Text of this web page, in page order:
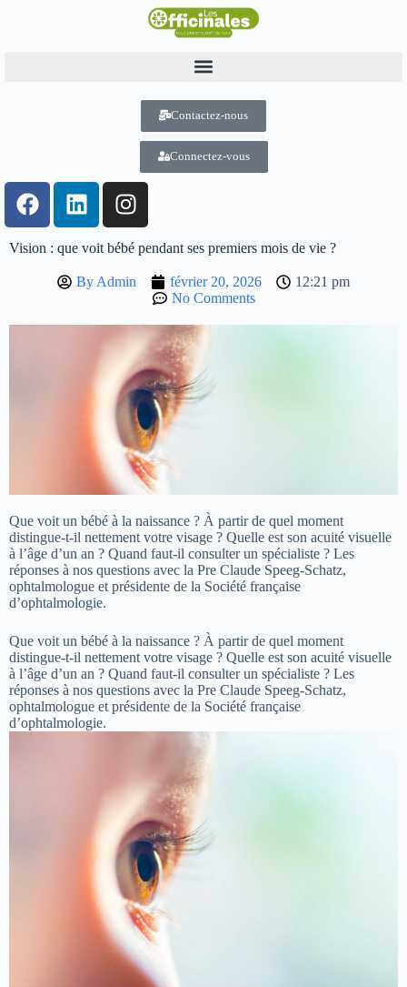
Contactez-nous
Connectez-vous
Vision : que voit bébé pendant ses premiers mois de vie ?
By Admin février 20, 2026
12:21 pm
No Comments
Que voit un bébé à la naissance ? À partir de quel moment
distingue-t-il nettement votre visage ? Quelle est son acuité visuelle
à l’âge d’un an ? Quand faut-il consulter un spécialiste ? Les
réponses à nos questions avec la Pre Claude Speeg-Schatz,
ophtalmologue et présidente de la Société française
d’ophtalmologie.
Que voit un bébé à la naissance ? À partir de quel moment
distingue-t-il nettement votre visage ? Quelle est son acuité visuelle
à l’âge d’un an ? Quand faut-il consulter un spécialiste ? Les
réponses à nos questions avec la Pre Claude Speeg-Schatz,
ophtalmologue et présidente de la Société française
d’ophtalmologie.